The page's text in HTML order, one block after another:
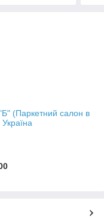
(Паркетний салон в